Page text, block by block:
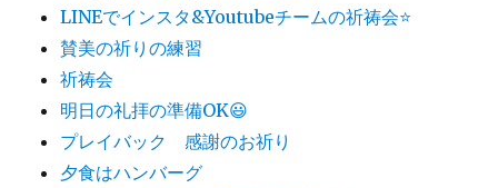
LINEでインスタ&Youtubeチームの祈祷会⭐️
賛美の祈りの練習
祈祷会
明日の礼拝の準備OK😃
プレイバック 感謝のお祈り
夕食はハンバーグ